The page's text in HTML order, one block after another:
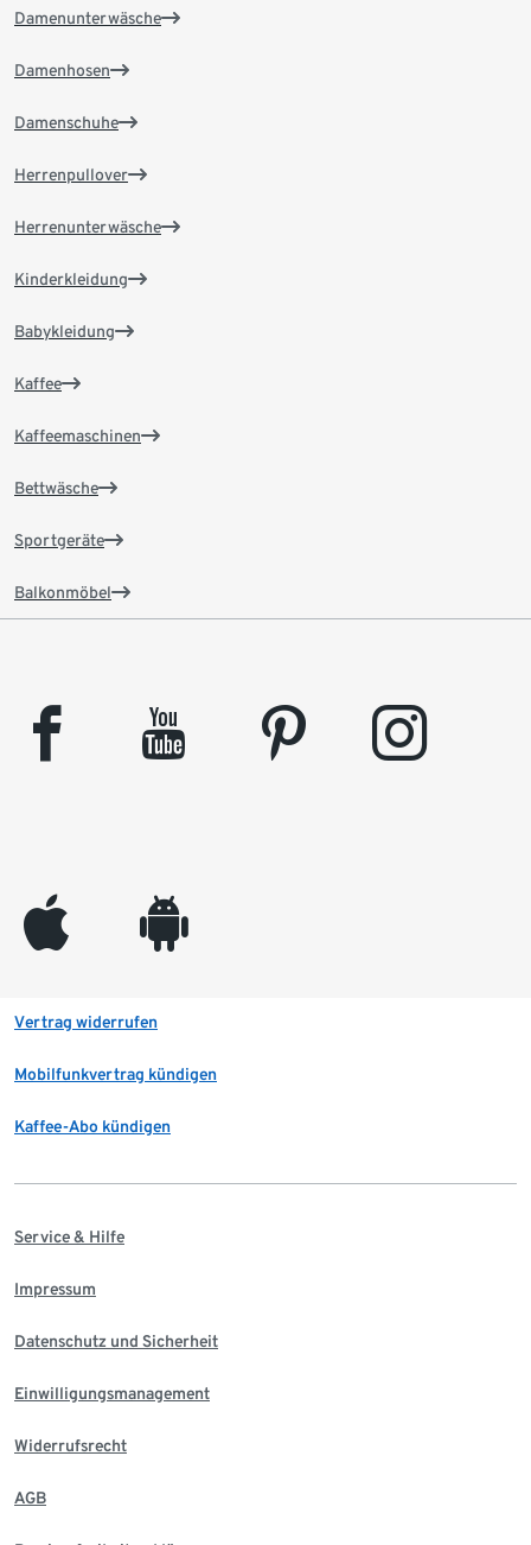
Damenunterwäsche
Damenhosen
Damenschuhe
Herrenpullover
Herrenunterwäsche
Kinderkleidung
Babykleidung
Kaffee
Kaffeemaschinen
Bettwäsche
Sportgeräte
Balkonmöbel
facebook youtube pinterest instagram
appleinc android
Vertrag widerrufen
Mobilfunkvertrag kündigen
Kaffee-Abo kündigen
Service & Hilfe
Impressum
Datenschutz und Sicherheit
Einwilligungsmanagement
Widerrufsrecht
AGB